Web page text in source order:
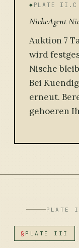
PLATE II.C
NicheAgent
Auktion 7
wird
Nische
Bei
erneut.
gehoeren
PLATE
§ PLATE III